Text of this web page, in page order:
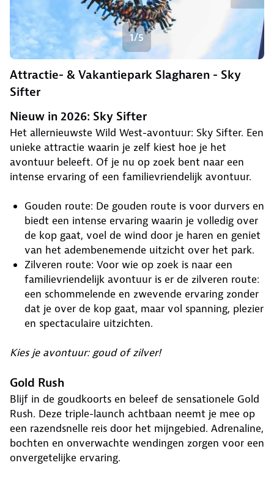
Attractie- & Vakantiepark Slagharen - Sky
Sifter
1/5
Nieuw in 2026: Sky Sifter
Het allernieuwste Wild West-avontuur: Sky Sifter. Een
unieke attractie waarin je zelf kiest hoe je het
avontuur beleeft. Of je nu op zoek bent naar een
intense ervaring of een familievriendelijk avontuur.
Gouden route: De gouden route is voor durvers en
biedt een intense ervaring waarin je volledig over
de kop gaat, voel de wind door je haren en geniet
van het adembenemende uitzicht over het park.
Zilveren route: Voor wie op zoek is naar een
familievriendelijk avontuur is er de zilveren route:
een schommelende en zwevende ervaring zonder
dat je over de kop gaat, maar vol spanning, plezier
en spectaculaire uitzichten.
Kies je avontuur: goud of zilver!
Gold Rush
Blijf in de goudkoorts en beleef de sensationele Gold
Rush. Deze triple-launch achtbaan neemt je mee op
een razendsnelle reis door het mijngebied. Adrenaline,
bochten en onverwachte wendingen zorgen voor een
onvergetelijke ervaring.